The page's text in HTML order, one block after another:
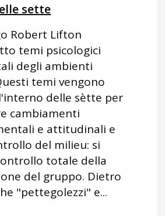
sette
Robert Lifton
temi psicologici
degli ambienti
temi vengono
delle sètte per
cambiamenti
e attitudinali e
del milieu: si
totale della
del gruppo. Dietro
"pettegolezzi" e...